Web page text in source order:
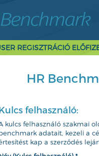
REGISZTRÁCIÓ
HR
felhasználó:
kulcs felhasználó szakmai
adatait, kezeli a
kap a szerződés